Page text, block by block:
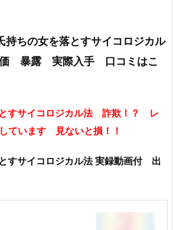
ちの女を落とすサイコロジカル
暴露 実際入手 口コミはこ
すサイコロジカル法 詐欺！？ レ
います 見ないと損！！
すサイコロジカル法 実録動画付 出